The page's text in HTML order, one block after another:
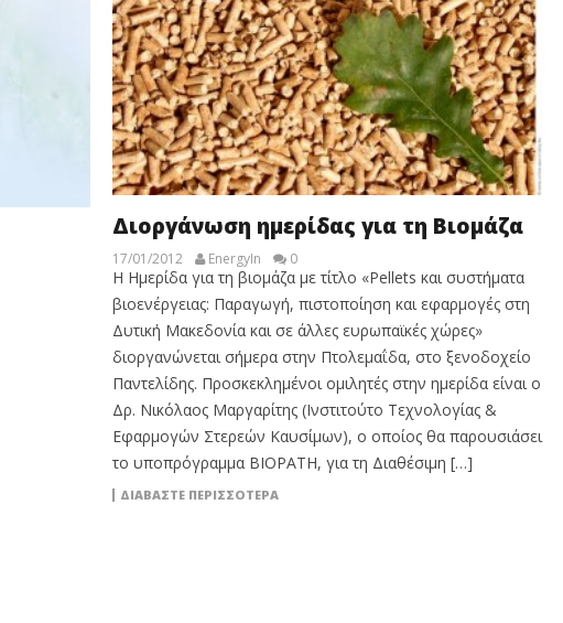
Διοργάνωση ημερίδας για τη Βιομάζα
17/01/2012 EnergyIn 0
Η Ημερίδα για τη βιομάζα με τίτλο «Pellets και συστήματα
βιοενέργειας: Παραγωγή, πιστοποίηση και εφαρμογές στη
Δυτική Μακεδονία και σε άλλες ευρωπαϊκές χώρες»
διοργανώνεται σήμερα στην Πτολεμαΐδα, στο ξενοδοχείο
Παντελίδης. Προσκεκλημένοι ομιλητές στην ημερίδα είναι ο
Δρ. Νικόλαος Μαργαρίτης (Ινστιτούτο Τεχνολογίας &
Εφαρμογών Στερεών Καυσίμων), ο οποίος θα παρουσιάσει
το υποπρόγραμμα BIOPATH, για τη Διαθέσιμη […]
ΔΙΑΒΆΣΤΕ ΠΕΡΙΣΣΌΤΕΡΑ